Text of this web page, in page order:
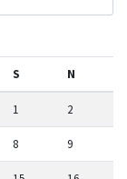
S N
1 2
8 9